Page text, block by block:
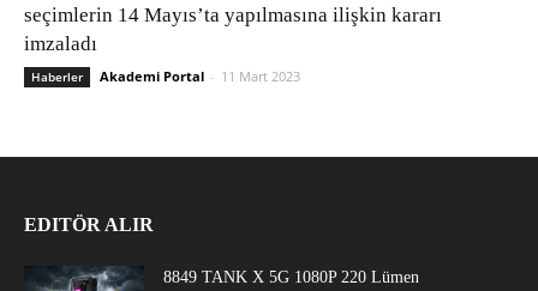
seçimlerin 14 Mayıs’ta yapılmasına ilişkin kararı
imzaladı
Haberler Akademi Portal - 11 Mart 2023
EDITÖR ALIR
8849 TANK X 5G 1080P 220 Lümen